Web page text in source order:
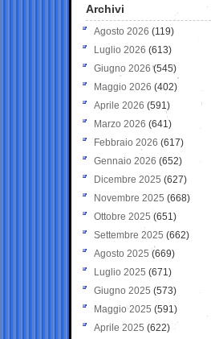
Archivi
Agosto 2026 (119)
Luglio 2026 (613)
Giugno 2026 (545)
Maggio 2026 (402)
Aprile 2026 (591)
Marzo 2026 (641)
Febbraio 2026 (617)
Gennaio 2026 (652)
Dicembre 2025 (627)
Novembre 2025 (668)
Ottobre 2025 (651)
Settembre 2025 (662)
Agosto 2025 (669)
Luglio 2025 (671)
Giugno 2025 (573)
Maggio 2025 (591)
Aprile 2025 (622)